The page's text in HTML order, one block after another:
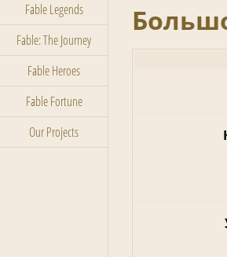
Fable Legends
Fable: The Journey
Fable Heroes
Fable Fortune
Our Projects